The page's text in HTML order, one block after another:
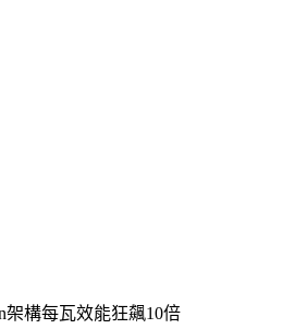
架構每瓦效能狂飆10倍